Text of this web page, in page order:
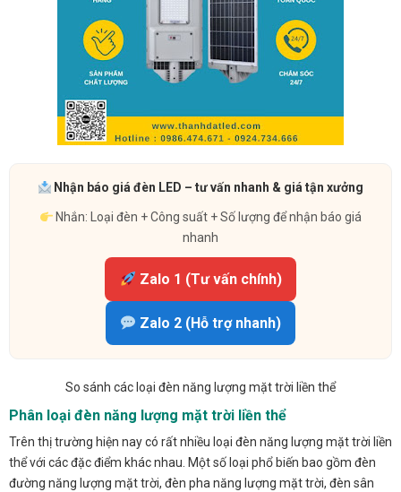
Nhận báo giá đèn LED – tư vấn nhanh & giá tận xưởng
Nhắn: Loại đèn + Công suất + Số lượng để nhận báo giá
nhanh
Zalo 1 (Tư vấn chính)
Zalo 2 (Hỗ trợ nhanh)
So sánh các loại đèn năng lượng mặt trời liền thể
Phân loại đèn năng lượng mặt trời liền thể
Trên thị trường hiện nay có rất nhiều loại đèn năng lượng mặt trời liền
thể với các đặc điểm khác nhau. Một số loại phổ biến bao gồm đèn
đường năng lượng mặt trời, đèn pha năng lượng mặt trời, đèn sân